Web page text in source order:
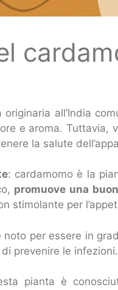
originaria all’India
e aroma.
la salute
: cardamomo è la
promuove una
stimolante per
noto per essere in
prevenire le infezioni.
pianta è